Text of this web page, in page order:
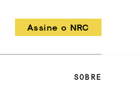
Assine o NRC
SOBRE